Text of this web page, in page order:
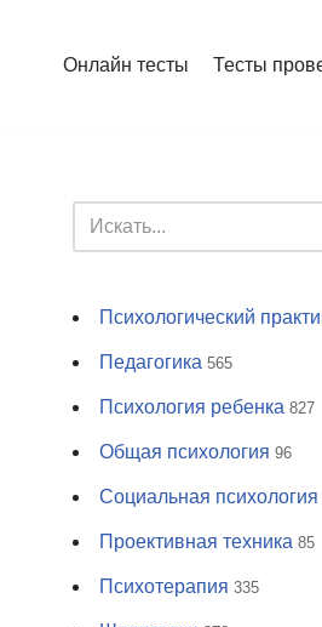
Онлайн тесты Тесты
Психологический
Педагогика 565
Психология ребенка 827
Общая психология 96
Социальная психология
Проективная техника 85
Психотерапия 335